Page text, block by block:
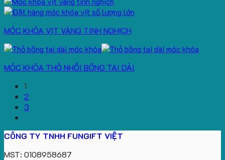
MÓC KHÓA VỊT VÀNG TINH NGHỊCH
MÓC KHÓA THỎ NHỒI BÔNG TAI DÀI
1
2
3
CÔNG TY TNHH FUNGIFT VIỆT
MST: 0108958687